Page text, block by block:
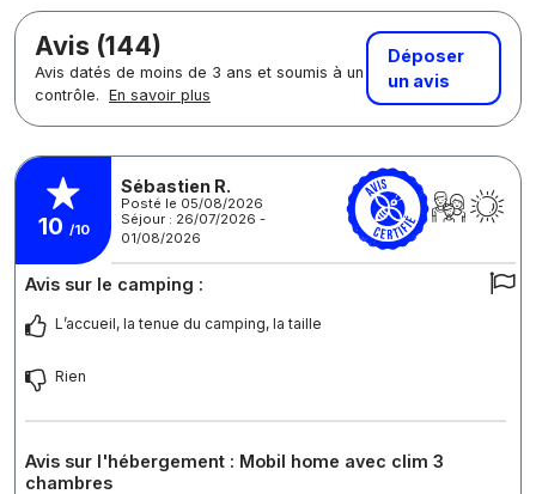
Avis (144)
Avis datés de moins de 3 ans et soumis à un
contrôle. En savoir plus
Déposer
un avis
10 /10
Sébastien R.
Posté le 05/08/2026
Séjour : 26/07/2026 -
01/08/2026
Avis sur le camping :
L’accueil, la tenue du camping, la taille
Rien
Avis sur l'hébergement : Mobil home avec clim 3
chambres